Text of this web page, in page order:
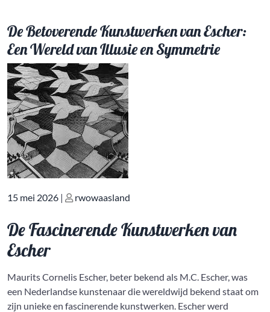
De Betoverende Kunstwerken van Escher:
Een Wereld van Illusie en Symmetrie
Geplaatst
15 mei 2026 | Geplaatst
rwowaasland
De Fascinerende Kunstwerken van
Escher
Maurits Cornelis Escher, beter bekend als M.C. Escher, was
een Nederlandse kunstenaar die wereldwijd bekend staat om
zijn unieke en fascinerende kunstwerken. Escher werd